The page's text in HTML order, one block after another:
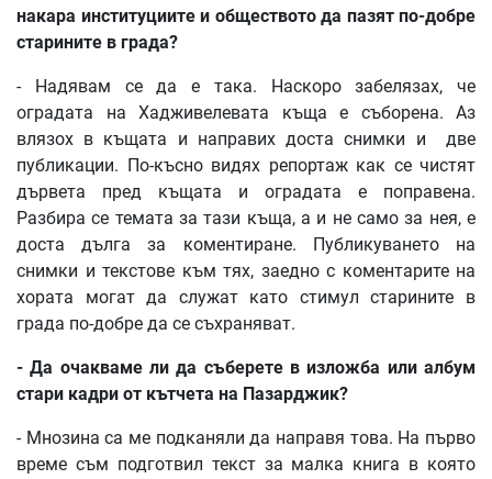
накара институциите и обществото да пазят по-добре
старините в града?
- Надявам се да е така. Наскоро забелязах, че
оградата на Хадживелевата къща е съборена. Аз
влязох в къщата и направих доста снимки и две
публикации. По-късно видях репортаж как се чистят
дървета пред къщата и оградата е поправена.
Разбира се темата за тази къща, а и не само за нея, е
доста дълга за коментиране. Публикуването на
снимки и текстове към тях, заедно с коментарите на
хората могат да служат като стимул старините в
града по-добре да се съхраняват.
-Да очакваме ли да съберете в изложба или албум
стари кадри от кътчета на Пазарджик?
- Мнозина са ме подканяли да направя това. На първо
време съм подготвил текст за малка книга в която